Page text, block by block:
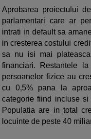
Aprobarea proiectului
parlamentari care ar
intrati in default sa
in cresterea costului
sa nu isi mai
financiari. Restantele
persoanelor fizice au
cu 0,5% pana la
categorie fiind incluse
Populatia are in total
locuinte de peste 40